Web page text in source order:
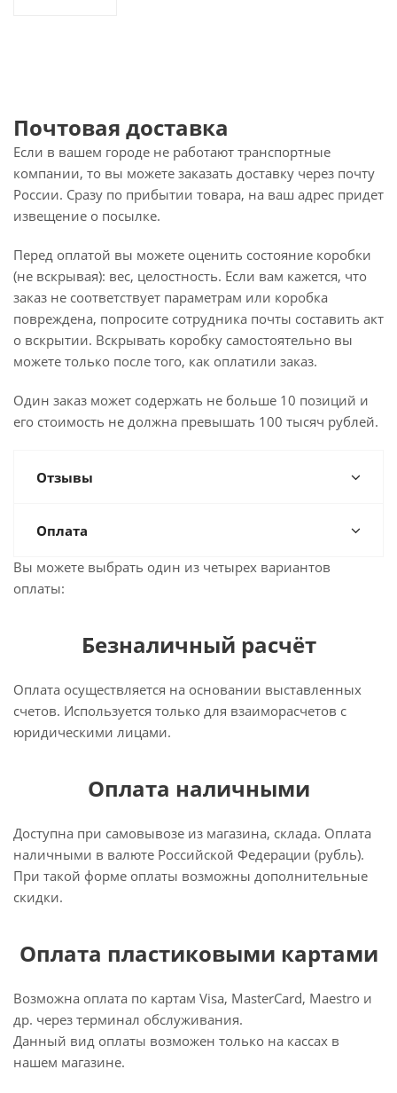
Почтовая доставка
Если в вашем городе не работают транспортные
компании, то вы можете заказать доставку через почту
России. Сразу по прибытии товара, на ваш адрес придет
извещение о посылке.
Перед оплатой вы можете оценить состояние коробки
(не вскрывая): вес, целостность. Если вам кажется, что
заказ не соответствует параметрам или коробка
повреждена, попросите сотрудника почты составить акт
о вскрытии. Вскрывать коробку самостоятельно вы
можете только после того, как оплатили заказ.
Один заказ может содержать не больше 10 позиций и
его стоимость не должна превышать 100 тысяч рублей.
Отзывы
Оплата
Вы можете выбрать один из четырех вариантов
оплаты:
Безналичный расчёт
Оплата осуществляется на основании выставленных
счетов. Используется только для взаиморасчетов с
юридическими лицами.
Оплата наличными
Доступна при самовывозе из магазина, склада. Оплата
наличными в валюте Российской Федерации (рубль).
При такой форме оплаты возможны дополнительные
скидки.
Оплата пластиковыми картами
Возможна оплата по картам Visa, MasterCard, Maestro и
др. через терминал обслуживания.
Данный вид оплаты возможен только на кассах в
нашем магазине.